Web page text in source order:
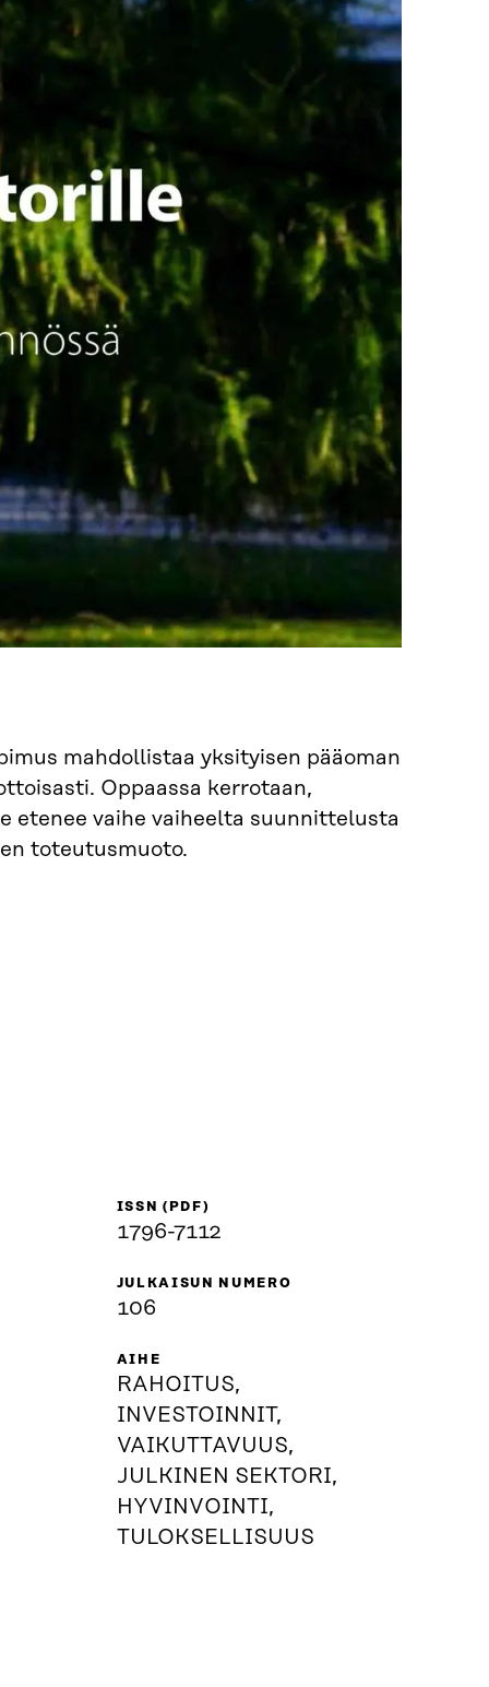
mahdollistaa yksityisen pääoman
Oppaassa kerrotaan,
etenee vaihe vaiheelta suunnittelusta
toteutusmuoto.
ISSN (PDF)
1796-7112
JULKAISUN NUMERO
106
AIHE
RAHOITUS,
INVESTOINNIT,
VAIKUTTAVUUS,
JULKINEN SEKTORI,
HYVINVOINTI,
TULOKSELLISUUS